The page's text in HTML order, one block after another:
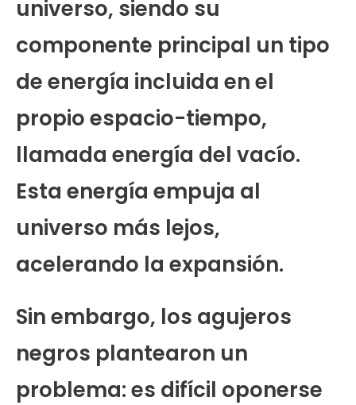
universo, siendo su
componente principal un tipo
de energía incluida en el
propio espacio-tiempo,
llamada energía del vacío.
Esta energía empuja al
universo más lejos,
acelerando la expansión.
Sin embargo, los agujeros
negros plantearon un
problema: es difícil oponerse